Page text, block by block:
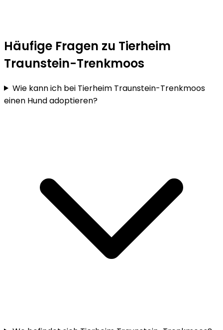
Häufige Fragen zu Tierheim
Traunstein-Trenkmoos
Wie kann ich bei Tierheim Traunstein-Trenkmoos
einen Hund adoptieren?